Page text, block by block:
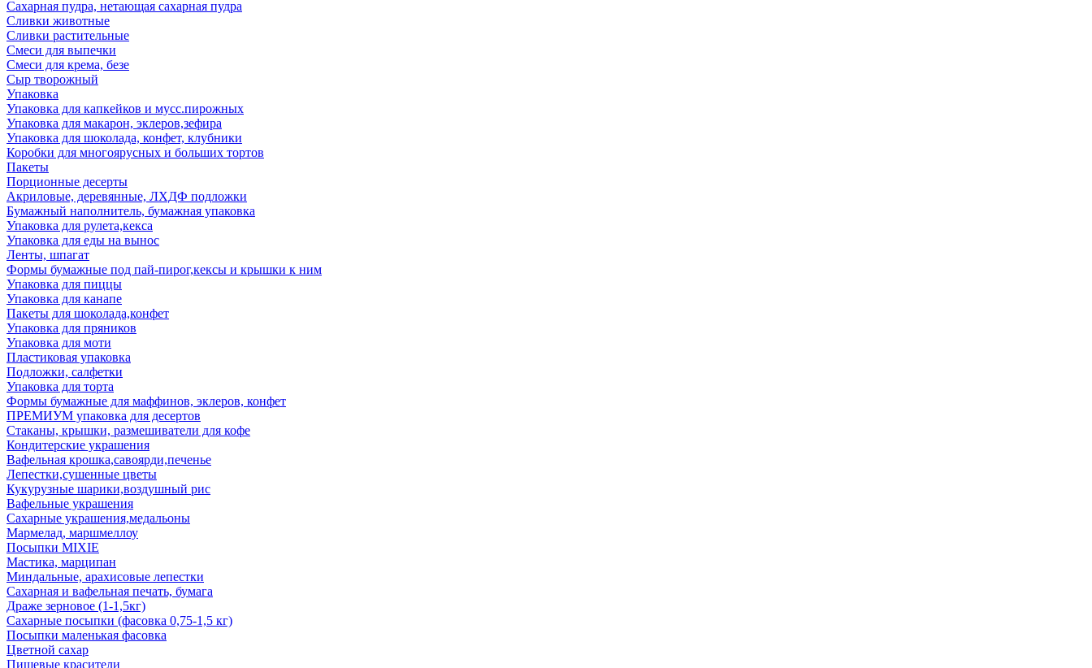
Сахарная пудра, нетающая сахарная пудра
Сливки животные
Сливки растительные
Смеси для выпечки
Смеси для крема, безе
Сыр творожный
Упаковка
Упаковка для капкейков и мусс.пирожных
Упаковка для макарон, эклеров,зефира
Упаковка для шоколада, конфет, клубники
Коробки для многоярусных и больших тортов
Пакеты
Порционные десерты
Акриловые, деревянные, ЛХДФ подложки
Бумажный наполнитель, бумажная упаковка
Упаковка для рулета,кекса
Упаковка для еды на вынос
Ленты, шпагат
Формы бумажные под пай-пирог,кексы и крышки к ним
Упаковка для пиццы
Упаковка для канапе
Пакеты для шоколада,конфет
Упаковка для пряников
Упаковка для моти
Пластиковая упаковка
Подложки, салфетки
Упаковка для торта
Формы бумажные для маффинов, эклеров, конфет
ПРЕМИУМ упаковка для десертов
Стаканы, крышки, размешиватели для кофе
Кондитерские украшения
Вафельная крошка,савоярди,печенье
Лепестки,сушенные цветы
Кукурузные шарики,воздушный рис
Вафельные украшения
Сахарные украшения,медальоны
Мармелад, маршмеллоу
Посыпки MIXIE
Мастика, марципан
Миндальные, арахисовые лепестки
Сахарная и вафельная печать, бумага
Драже зерновое (1-1,5кг)
Сахарные посыпки (фасовка 0,75-1,5 кг)
Посыпки маленькая фасовка
Цветной сахар
Пищевые красители